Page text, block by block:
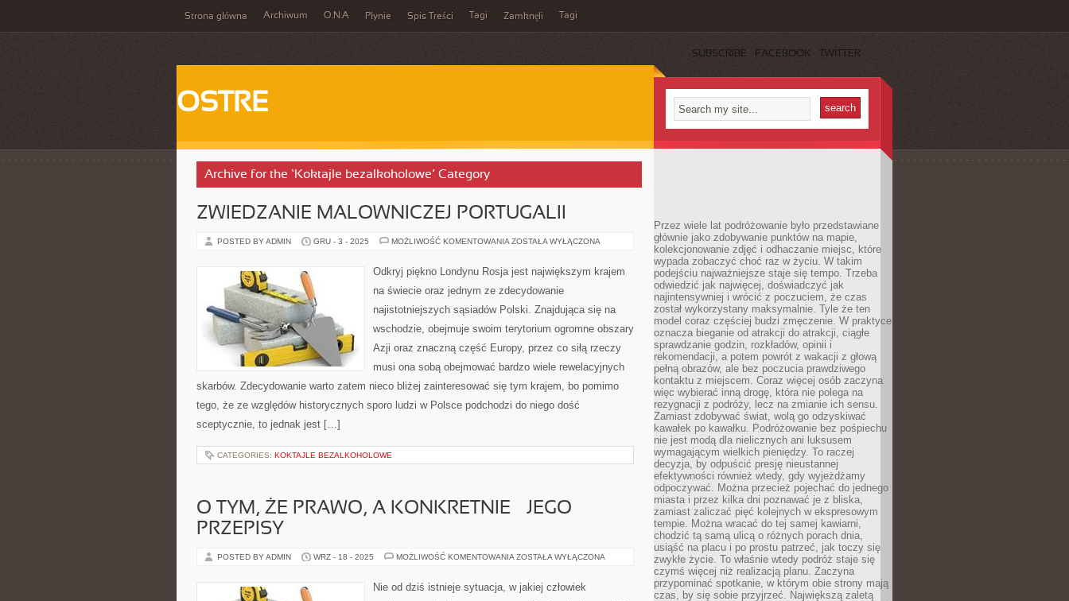
Strona główna Archiwum O.N.A Płynie Spis Treści Tagi Zamknęli Tagi
SUBSCRIBE FACEBOOK TWITTER
OSTRE
Archive for the ‘Koktajle bezalkoholowe’ Category
ZWIEDZANIE MALOWNICZEJ PORTUGALII
POSTED BY ADMIN GRU - 3 - 2025 MOŻLIWOŚĆ KOMENTOWANIA ZWIEDZANIE
ZOSTAŁA WYŁĄCZONA
Odkryj piękno Londynu Rosja jest największym krajem
na świecie oraz jednym ze zdecydowanie
najistotniejszych sąsiadów Polski. Znajdująca się na
wschodzie, obejmuje swoim terytorium ogromne obszary
Azji oraz znaczną część Europy, przez co siłą rzeczy
musi ona sobą obejmować bardzo wiele rewelacyjnych
skarbów. Zdecydowanie warto zatem nieco bliżej zainteresować się tym krajem, bo pomimo
tego, że ze względów historycznych sporo ludzi w Polsce podchodzi do niego dość
sceptycznie, to jednak jest […]
CATEGORIES: KOKTAJLE BEZALKOHOLOWE
O TYM, ŻE PRAWO, A KONKRETNIE – JEGO
PRZEPISY
POSTED BY ADMIN WRZ - 18 - 2025 MOŻLIWOŚĆ KOMENTOWANIA O
PRAWO,
A
ZOSTAŁA WYŁĄCZONA
Nie od dziś istnieje sytuacja, w jakiej człowiek
Przez wiele lat podróżowanie było przedstawiane
głównie jako zdobywanie punktów na mapie,
kolekcjonowanie zdjęć i odhaczanie miejsc, które
wypada zobaczyć choć raz w życiu. W takim
podejściu najważniejsze staje się tempo. Trzeba
odwiedzić jak najwięcej, doświadczyć jak
najintensywniej i wrócić z poczuciem, że czas
został wykorzystany maksymalnie. Tyle że ten
model coraz częściej budzi zmęczenie. W praktyce
oznacza bieganie od atrakcji do atrakcji, ciągłe
sprawdzanie godzin, rozkładów, opinii i
rekomendacji, a potem powrót z wakacji z głową
pełną obrazów, ale bez poczucia prawdziwego
kontaktu z miejscem. Coraz więcej osób zaczyna
więc wybierać inną drogę, która nie polega na
rezygnacji z podróży, lecz na zmianie ich sensu.
Zamiast zdobywać świat, wolą go odzyskiwać
kawałek po kawałku. Podróżowanie bez pośpiechu
nie jest modą dla nielicznych ani luksusem
wymagającym wielkich pieniędzy. To raczej
decyzja, by odpuścić presję nieustannej
efektywności również wtedy, gdy wyjeżdżamy
odpoczywać. Można przecież pojechać do jednego
miasta i przez kilka dni poznawać je z bliska,
zamiast zaliczać pięć kolejnych w ekspresowym
tempie. Można wracać do tej samej kawiarni,
chodzić tą samą ulicą o różnych porach dnia,
usiąść na placu i po prostu patrzeć, jak toczy się
zwykłe życie. To właśnie wtedy podróż staje się
czymś więcej niż realizacją planu. Zaczyna
przypominać spotkanie, w którym obie strony mają
czas, by się sobie przyjrzeć. Największą zaletą